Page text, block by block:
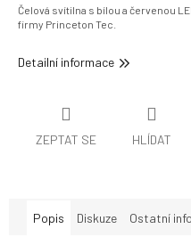
Čelová svítilna s bílou a červenou
firmy Princeton Tec.
Detailní informace
ZEPTAT SE HLÍDAT
Popis Diskuze Ostatní